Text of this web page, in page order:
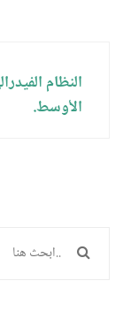
النظام
الأوسط.